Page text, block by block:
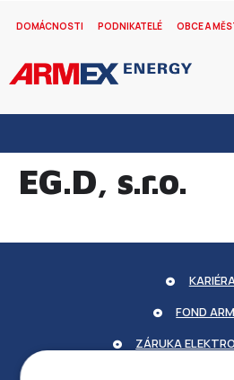
DOMÁCNOSTI PODNIKATELÉ OBCE A
EG.D, s.r.o.
FOND
ZÁRUKA